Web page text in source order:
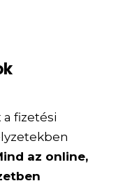
fizetési
az online,